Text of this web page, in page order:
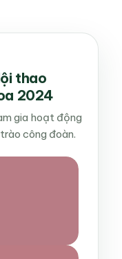
thao
2024
gia hoạt động
công đoàn.